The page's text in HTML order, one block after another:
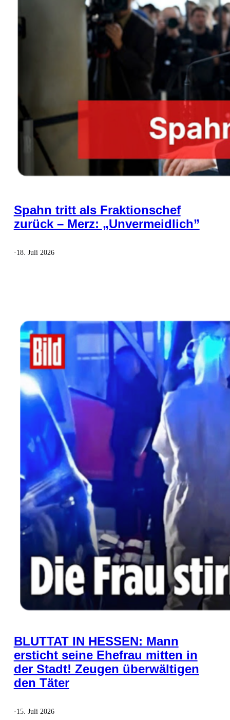
Spahn tritt als Fraktionschef
zurück – Merz: „Unvermeidlich”
· 18. Juli 2026
BLUTTAT IN HESSEN: Mann
ersticht seine Ehefrau mitten in
der Stadt! Zeugen überwältigen
den Täter
· 15. Juli 2026